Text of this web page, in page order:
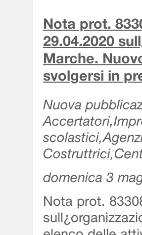
Nota prot.
29.04.2020
Marche.
svolgersi in
Nuova
domenica 3
Nota prot.